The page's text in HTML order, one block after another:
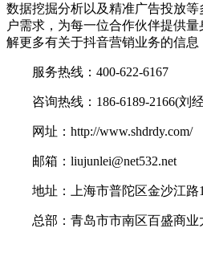
数据挖掘分析以及精准广告投放
户需求，为每一位合作伙伴提供
解更多有关于抖音营销业务的信息
服务热线：400-622-6167
咨询热线：186-6189-2166(刘
网址：http://www.shdrdy.com/
邮箱：liujunlei@net532.net
地址：上海市普陀区金沙江路
总部：青岛市市南区百盛商业